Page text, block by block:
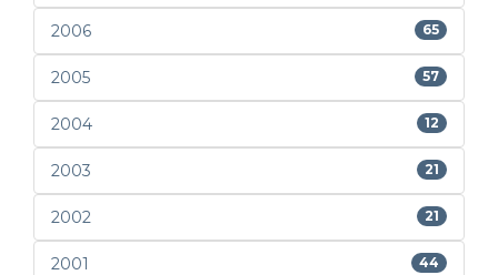
2006 65
2005 57
2004 12
2003 21
2002 21
2001 44